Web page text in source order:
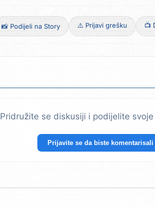
📸 Podijeli na Story ⚠️ Prijavi grešku 📺
Pridružite se diskusiji i podijelite
Prijavite se da biste komentarisali